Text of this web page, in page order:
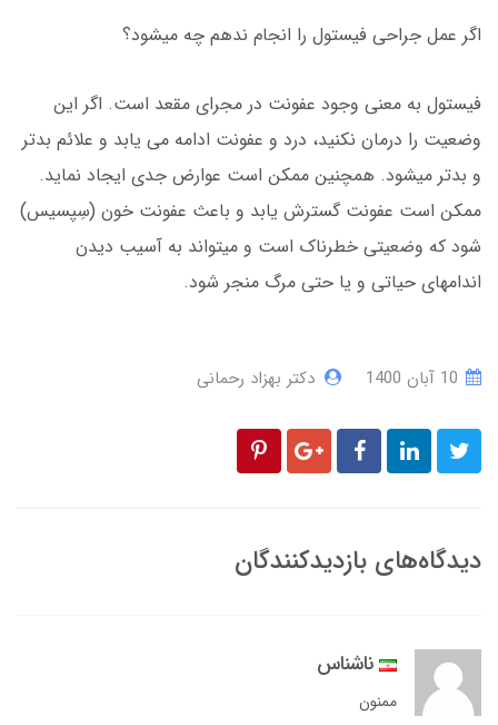
اگر عمل جراحی فیستول را انجام ندهم چه میشود؟
فیستول به معنی وجود عفونت در مجرای مقعد است. اگر این
وضعیت را درمان نکنید، درد و عفونت ادامه می یابد و علائم بدتر
و بدتر میشود. همچنین ممکن است عوارض جدی ایجاد نماید.
ممکن است عفونت گسترش یابد و باعث عفونت خون (سِپسیس)
شود که وضعیتی خطرناک است و میتواند به آسیب دیدن
اندامهای حیاتی و یا حتی مرگ منجر شود.
دکتر بهزاد رحمانی
دیدگاه‌های بازدیدکنندگان
ناشناس
ممنون